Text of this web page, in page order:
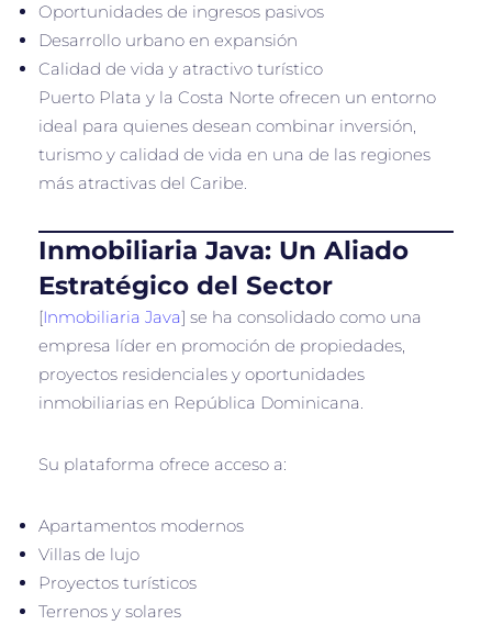
Oportunidades de ingresos pasivos
Desarrollo urbano en expansión
Calidad de vida y atractivo turístico
Puerto Plata y la Costa Norte ofrecen un entorno
ideal para quienes desean combinar inversión,
turismo y calidad de vida en una de las regiones
más atractivas del Caribe.
Inmobiliaria Java: Un Aliado
Estratégico del Sector
[Inmobiliaria Java] se ha consolidado como una
empresa líder en promoción de propiedades,
proyectos residenciales y oportunidades
inmobiliarias en República Dominicana.
Su plataforma ofrece acceso a:
Apartamentos modernos
Villas de lujo
Proyectos turísticos
Terrenos y solares